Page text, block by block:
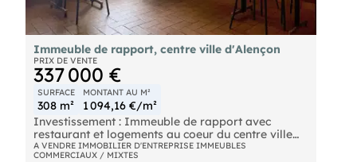
Immeuble de rapport, centre ville d'Alençon
PRIX DE VENTE
337 000 €
SURFACE
308 m²
MONTANT AU M²
1 094,16 €/m²
Investissement : Immeuble de rapport avec
restaurant et logements au coeur du centre ville
d'Alençon
A VENDRE IMMOBILIER D'ENTREPRISE IMMEUBLES
COMMERCIAUX / MIXTES